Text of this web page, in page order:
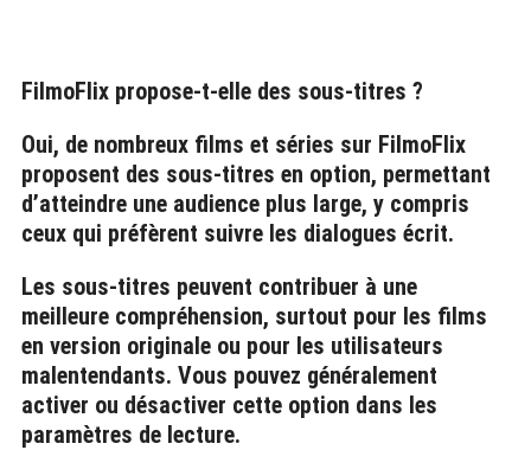
FilmoFlix propose-t-elle des sous-titres ?
Oui, de nombreux films et séries sur FilmoFlix
proposent des sous-titres en option, permettant
d’atteindre une audience plus large, y compris
ceux qui préfèrent suivre les dialogues écrit.
Les sous-titres peuvent contribuer à une
meilleure compréhension, surtout pour les films
en version originale ou pour les utilisateurs
malentendants. Vous pouvez généralement
activer ou désactiver cette option dans les
paramètres de lecture.